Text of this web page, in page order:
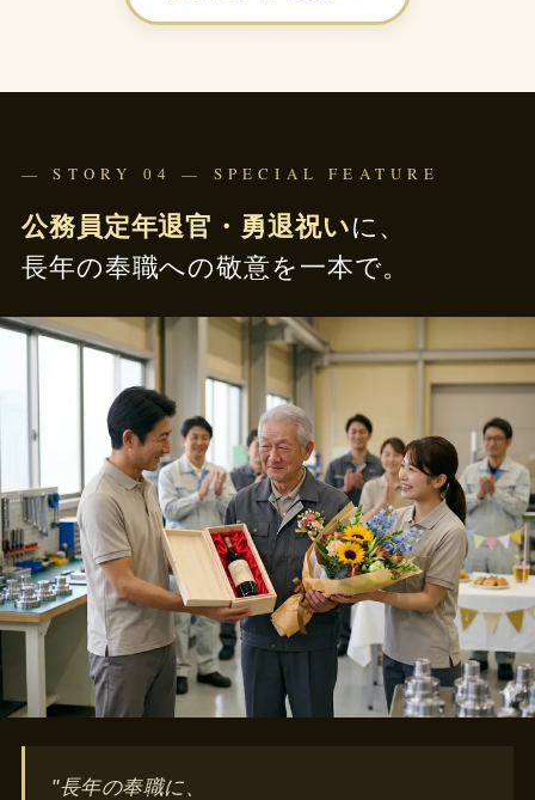
— STORY 04 — SPECIAL FEATURE
公務員定年退官・勇退祝いに、
長年の奉職への敬意を一本で。
"長年の奉職に、